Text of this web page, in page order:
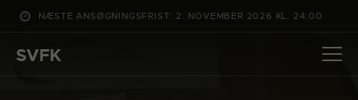
NÆSTE ANSØGNINGSFRIST: 2. NOVEMBER 2026 KL. 24:00
SVFK